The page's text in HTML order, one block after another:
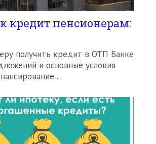
кредит пенсионерам:
получить кредит в ОТП Банке
и основные условия